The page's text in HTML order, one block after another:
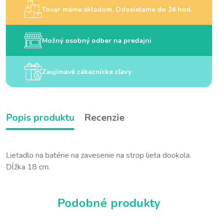
Tovar máme skladom. Odosielame do 24 hod.
Možný osobný odber na predajni
Zaujímavé zákaznícke zľavy
Popis produktu Recenzie
Lietadlo na batérie na zavesenie na strop lieta dookola.
Dĺžka 18 cm.
Podobné produkty